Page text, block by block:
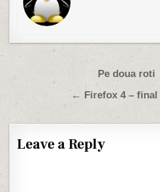
Post navigationPe doua roti
← Firefox 4 – final
Leave a Reply